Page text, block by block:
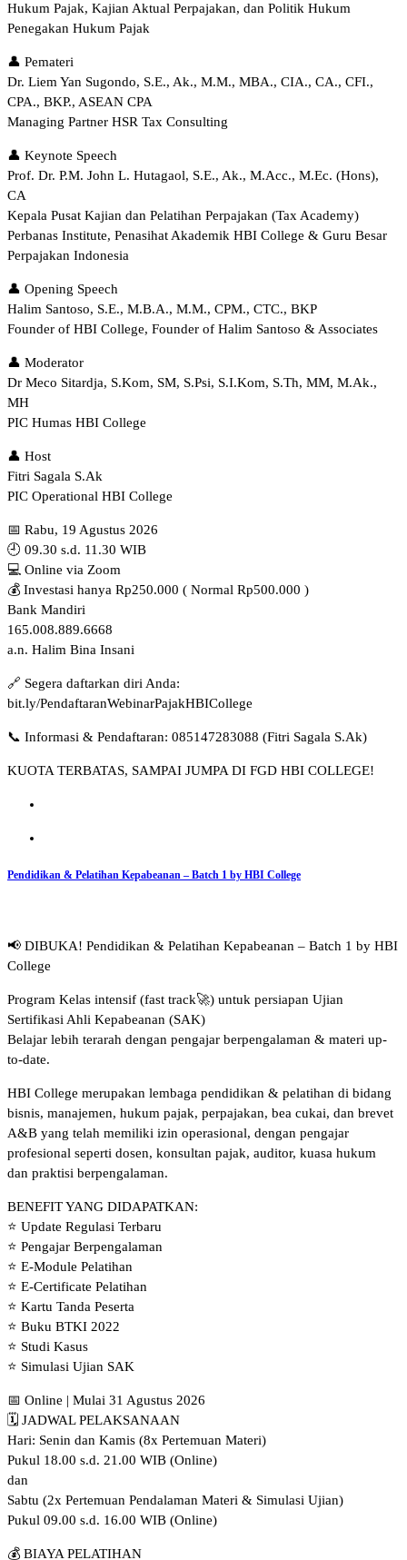
Hukum Pajak, Kajian Aktual Perpajakan, dan Politik Hukum
Penegakan Hukum Pajak
👤 Pemateri
Dr. Liem Yan Sugondo, S.E., Ak., M.M., MBA., CIA., CA., CFI.,
CPA., BKP., ASEAN CPA
Managing Partner HSR Tax Consulting
👤 Keynote Speech
Prof. Dr. P.M. John L. Hutagaol, S.E., Ak., M.Acc., M.Ec. (Hons),
CA
Kepala Pusat Kajian dan Pelatihan Perpajakan (Tax Academy)
Perbanas Institute, Penasihat Akademik HBI College & Guru Besar
Perpajakan Indonesia
👤 Opening Speech
Halim Santoso, S.E., M.B.A., M.M., CPM., CTC., BKP
Founder of HBI College, Founder of Halim Santoso & Associates
👤 Moderator
Dr Meco Sitardja, S.Kom, SM, S.Psi, S.I.Kom, S.Th, MM, M.Ak.,
MH
PIC Humas HBI College
👤 Host
Fitri Sagala S.Ak
PIC Operational HBI College
📅 Rabu, 19 Agustus 2026
🕘 09.30 s.d. 11.30 WIB
💻 Online via Zoom
💰 Investasi hanya Rp250.000 ( Normal Rp500.000 )
Bank Mandiri
165.008.889.6668
a.n. Halim Bina Insani
🔗 Segera daftarkan diri Anda:
bit.ly/PendaftaranWebinarPajakHBICollege
📞 Informasi & Pendaftaran: 085147283088 (Fitri Sagala S.Ak)
KUOTA TERBATAS, SAMPAI JUMPA DI FGD HBI COLLEGE!
Pendidikan & Pelatihan Kepabeanan – Batch 1 by HBI College
📢 DIBUKA! Pendidikan & Pelatihan Kepabeanan – Batch 1 by HBI
College
Program Kelas intensif (fast track🚀) untuk persiapan Ujian
Sertifikasi Ahli Kepabeanan (SAK)
Belajar lebih terarah dengan pengajar berpengalaman & materi up-
to-date.
HBI College merupakan lembaga pendidikan & pelatihan di bidang
bisnis, manajemen, hukum pajak, perpajakan, bea cukai, dan brevet
A&B yang telah memiliki izin operasional, dengan pengajar
profesional seperti dosen, konsultan pajak, auditor, kuasa hukum
dan praktisi berpengalaman.
BENEFIT YANG DIDAPATKAN:
⭐ Update Regulasi Terbaru
⭐ Pengajar Berpengalaman
⭐ E-Module Pelatihan
⭐ E-Certificate Pelatihan
⭐ Kartu Tanda Peserta
⭐ Buku BTKI 2022
⭐ Studi Kasus
⭐ Simulasi Ujian SAK
📅 Online | Mulai 31 Agustus 2026
🗓️ JADWAL PELAKSANAAN
Hari: Senin dan Kamis (8x Pertemuan Materi)
Pukul 18.00 s.d. 21.00 WIB (Online)
dan
Sabtu (2x Pertemuan Pendalaman Materi & Simulasi Ujian)
Pukul 09.00 s.d. 16.00 WIB (Online)
💰 BIAYA PELATIHAN